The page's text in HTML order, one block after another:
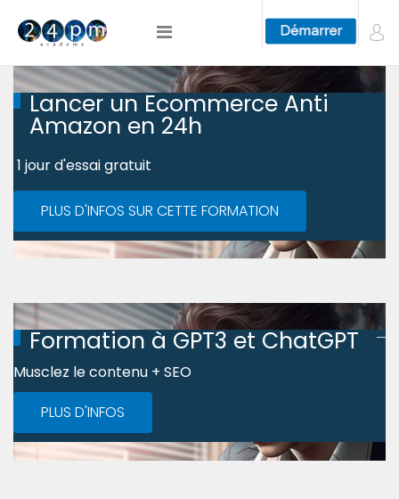
Lancer un Ecommerce Anti
Amazon en 24h
1 jour d'essai gratuit
PLUS D'INFOS SUR CETTE FORMATION
Formation à GPT3 et ChatGPT
Musclez le contenu + SEO
PLUS D'INFOS